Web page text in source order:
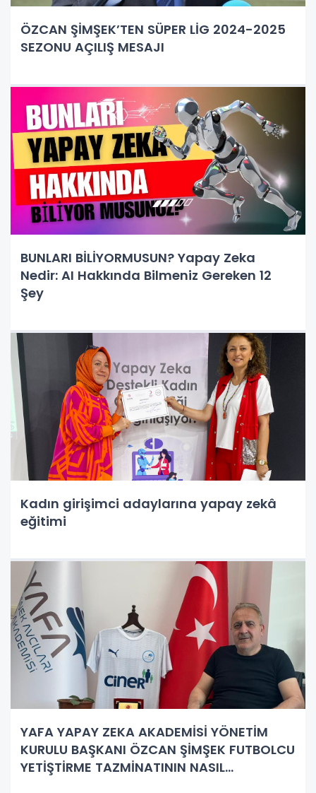
ÖZCAN ŞİMŞEK’TEN SÜPER LİG 2024-2025
SEZONU AÇILIŞ MESAJI
BUNLARI BİLİYORMUSUN? Yapay Zeka
Nedir: AI Hakkında Bilmeniz Gereken 12
Şey
Kadın girişimci adaylarına yapay zekâ
eğitimi
YAFA YAPAY ZEKA AKADEMİSİ YÖNETİM
KURULU BAŞKANI ÖZCAN ŞİMŞEK FUTBOLCU
YETİŞTİRME TAZMİNATININ NASIL